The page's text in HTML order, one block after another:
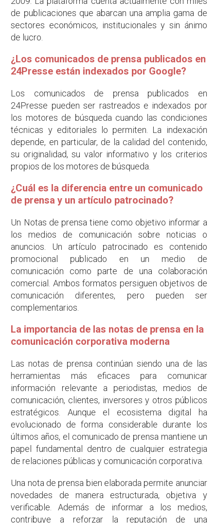
de publicaciones que abarcan una amplia gama de
sectores económicos, institucionales y sin ánimo
de lucro.
¿Los comunicados de prensa publicados en
24Presse están indexados por Google?
Los comunicados de prensa publicados en
24Presse pueden ser rastreados e indexados por
los motores de búsqueda cuando las condiciones
técnicas y editoriales lo permiten. La indexación
depende, en particular, de la calidad del contenido,
su originalidad, su valor informativo y los criterios
propios de los motores de búsqueda.
¿Cuál es la diferencia entre un comunicado
de prensa y un artículo patrocinado?
Un Notas de prensa tiene como objetivo informar a
los medios de comunicación sobre noticias o
anuncios. Un artículo patrocinado es contenido
promocional publicado en un medio de
comunicación como parte de una colaboración
comercial. Ambos formatos persiguen objetivos de
comunicación diferentes, pero pueden ser
complementarios.
La importancia de las notas de prensa en la
comunicación corporativa moderna
Las notas de prensa continúan siendo una de las
herramientas más eficaces para comunicar
información relevante a periodistas, medios de
comunicación, clientes, inversores y otros públicos
estratégicos. Aunque el ecosistema digital ha
evolucionado de forma considerable durante los
últimos años, el comunicado de prensa mantiene un
papel fundamental dentro de cualquier estrategia
de relaciones públicas y comunicación corporativa.
Una nota de prensa bien elaborada permite anunciar
novedades de manera estructurada, objetiva y
verificable. Además de informar a los medios,
contribuye a reforzar la reputación de una